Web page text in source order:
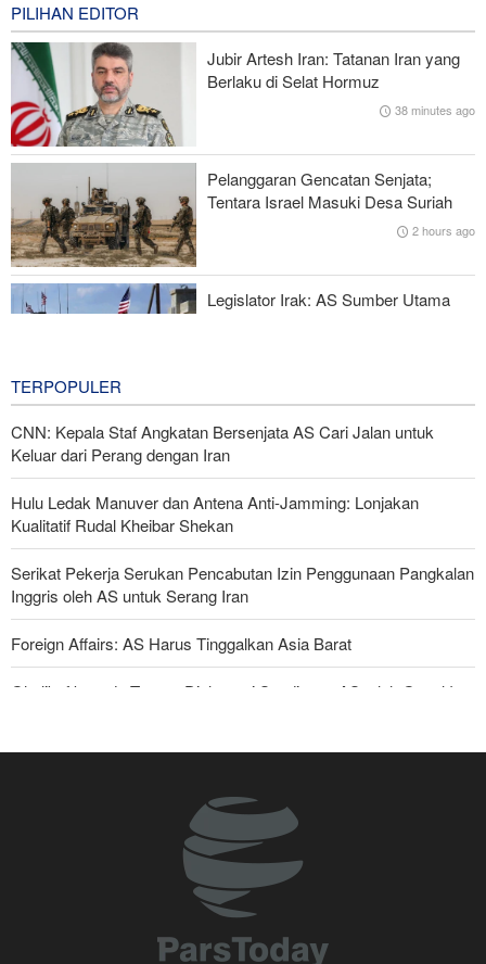
Menuju Pendidikan Tinggi Global; Iran-Indonesia Sepakati Kerja
Sama STEM
Mantan Menlu AS: Gedung Putih Trump Mirip Istana Saddam
Saat Kejatuhannya
Pakta Makkah Picu Perdebatan; Turki Disebut Jadi 'Tentara
Bayaran' Saudi
Juru Bicara IRGC: Pembukaan Selat Hormuz Bergantung pada
Penerimaan Syarat Iran
PILIHAN EDITOR
Jubir Artesh Iran: Tatanan Iran yang
Berlaku di Selat Hormuz
38 minutes ago
Pelanggaran Gencatan Senjata;
Tentara Israel Masuki Desa Suriah
2 hours ago
Legislator Irak: AS Sumber Utama
TERPOPULER
CNN: Kepala Staf Angkatan Bersenjata AS Cari Jalan untuk
Keluar dari Perang dengan Iran
Hulu Ledak Manuver dan Antena Anti-Jamming: Lonjakan
Kualitatif Rudal Kheibar Shekan
Serikat Pekerja Serukan Pencabutan Izin Penggunaan Pangkalan
Inggris oleh AS untuk Serang Iran
Foreign Affairs: AS Harus Tinggalkan Asia Barat
Ghalibaf kepada Trump: Diplomasi Sandiwara AS telah Gagal !
Araghchi kepada Negara Tetangga: Kini Saatnya Andalkan Diri
Sendiri dan Jalin Persaudaraan Sejati
Joe Kent: Komunitas Intelijen AS Tahu Iran Tidak Buat Nuklir, Tapi
Suara Mereka Dibungkam
Mengapa Lobi Zionis di Amerika Tidak Lagi Seefektif Dulu?